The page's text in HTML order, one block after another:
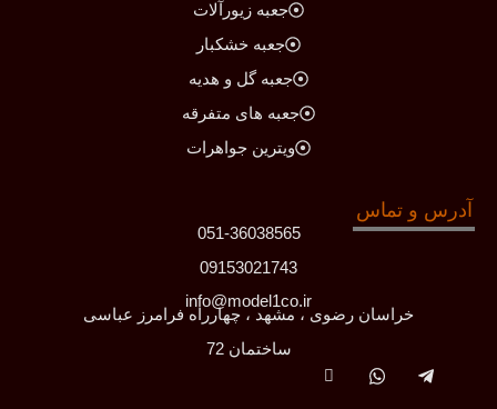
جعبه زیورآلات
جعبه خشکبار
جعبه گل و هدیه
جعبه های متفرقه
ویترین جواهرات
آدرس و تماس
051-36038565
09153021743
info@model1co.ir
خراسان رضوی ، مشهد ، چهارراه فرامرز عباسی
ساختمان 72